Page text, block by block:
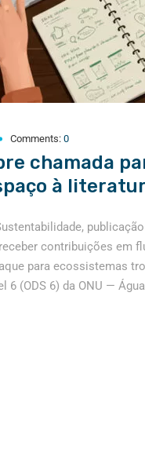
Comments: 0
chamada
à
contribuições em
para ecossistemas
6 (ODS 6) da ONU —